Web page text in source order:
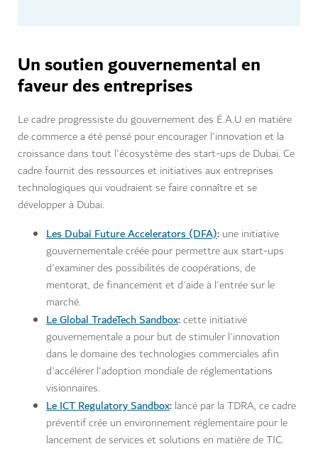
Un soutien gouvernemental en
faveur des entreprises
Le cadre progressiste du gouvernement des É.A.U en matière
de commerce a été pensé pour encourager l'innovation et la
croissance dans tout l'écosystème des start-ups de Dubai. Ce
cadre fournit des ressources et initiatives aux entreprises
technologiques qui voudraient se faire connaître et se
développer à Dubai.
Les Dubai Future Accelerators (DFA): une initiative
gouvernementale créée pour permettre aux start-ups
d'examiner des possibilités de coopérations, de
mentorat, de financement et d'aide à l'entrée sur le
marché.
Le Global TradeTech Sandbox:cette initiative
gouvernementale a pour but de stimuler l'innovation
dans le domaine des technologies commerciales afin
d'accélérer l'adoption mondiale de réglementations
visionnaires.
Le ICT Regulatory Sandbox: lancé par la TDRA, ce cadre
préventif crée un environnement réglementaire pour le
lancement de services et solutions en matière de TIC.